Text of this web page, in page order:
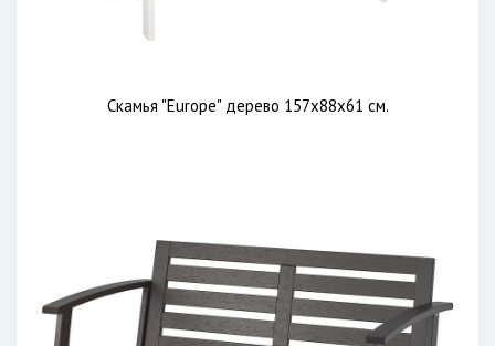
Скамья "Europe" дерево 157x88x61 см.